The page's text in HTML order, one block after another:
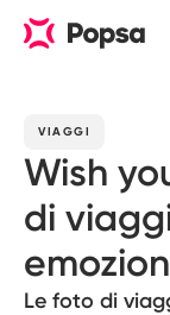
VIAGGI
Wish
di
Le foto di